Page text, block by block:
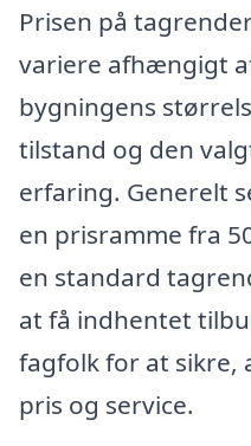
Prisen på
variere afhængigt
bygningens
tilstand og den
erfaring. Generelt
en prisramme fra
en standard
at få indhentet
fagfolk for at sikre,
pris og service.